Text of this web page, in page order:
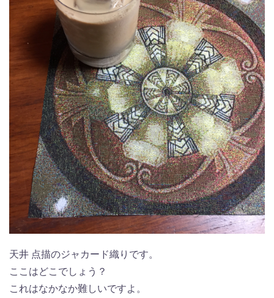
天井 点描のジャカード織りです。
ここはどこでしょう？
これはなかなか難しいですよ。